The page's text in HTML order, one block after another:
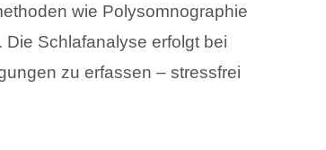
wie Polysomnographie
Schlafanalyse erfolgt bei
zu erfassen – stressfrei